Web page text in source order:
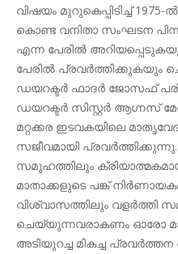
വിഷയം മുറുകെപ്പിടിച്ച്
കൊണ്ട വനിതാ സംഘടന
എന്ന പേരിൽ
പേരിൽ പ്രവർത്തിക്കുകയും
ഡയറക്ടർ ഫാദർ ജോസഫ്
ഡയറക്ടർ സിസ്റ്റർ ആഗ്നസ്
മറ്റക്കര ഇടവകയിലെ
സജീവമായി
സമൂഹത്തിലും
മാതാക്കളുടെ പങ്ക്
വിശ്വാസത്തിലും വളർത്തി
ചെയ്യുന്നവരാകണം ഓരോ
അടിയുറച്ച മികച്ച